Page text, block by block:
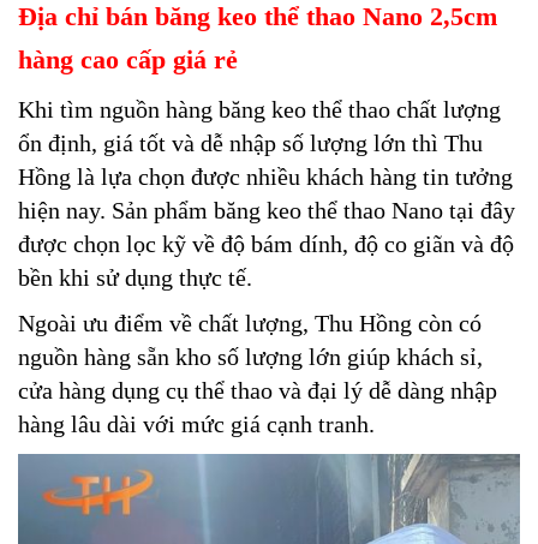
Địa chỉ bán băng keo thể thao Nano 2,5cm
hàng cao cấp giá rẻ
Khi tìm nguồn hàng băng keo thể thao chất lượng
ổn định, giá tốt và dễ nhập số lượng lớn thì Thu
Hồng là lựa chọn được nhiều khách hàng tin tưởng
hiện nay. Sản phẩm băng keo thể thao Nano tại đây
được chọn lọc kỹ về độ bám dính, độ co giãn và độ
bền khi sử dụng thực tế.
Ngoài ưu điểm về chất lượng, Thu Hồng còn có
nguồn hàng sẵn kho số lượng lớn giúp khách sỉ,
cửa hàng dụng cụ thể thao và đại lý dễ dàng nhập
hàng lâu dài với mức giá cạnh tranh.